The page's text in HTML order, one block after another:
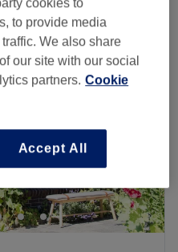
to provide media
We also share
our site with our social
partners. Cookie
Accept All